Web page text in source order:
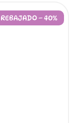
REBAJADO – 40%